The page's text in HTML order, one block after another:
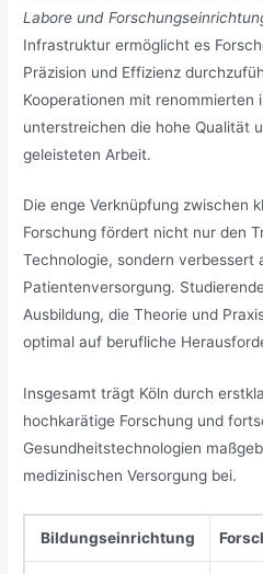
Labore und
Infrastruktur ermöglicht es
Präzision und Effizienz
Kooperationen mit
unterstreichen die hohe Qualität
geleisteten Arbeit.
Die enge Verknüpfung zwischen
Forschung fördert nicht nur den
Technologie, sondern verbessert
Patientenversorgung.
Ausbildung, die Theorie und
optimal auf berufliche
Insgesamt trägt Köln durch
hochkarätige Forschung und
Gesundheitstechnologien
medizinischen Versorgung bei.
Bildungseinrichtung